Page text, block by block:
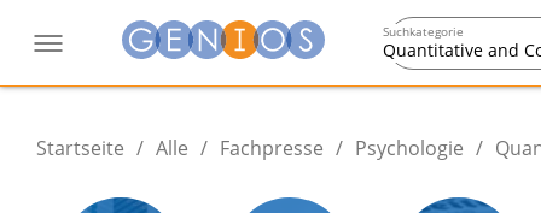
Suchkategorie
Quantitative and
Startseite / Alle / Fachpresse / Psychologie /